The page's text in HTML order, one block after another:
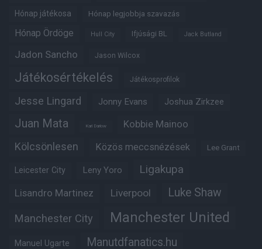
Hónap játékosa Hónap legjobbja szavazás
Hónap Ördöge Hull City Ifjúsági BL Jack Butland
Jadon Sancho Jason Wilcox
Játékosértékelés Játékosprofilok
Jesse Lingard Jonny Evans Joshua Zirkzee
Juan Mata Karl Darlow Kobbie Mainoo
Kölcsönlesen Közös meccsnézések Lee Grant
Leicester City Leny Yoro Ligakupa
Lisandro Martinez Liverpool Luke Shaw
Manchester City Manchester United
Manuel Ugarte Manutdfanatics.hu